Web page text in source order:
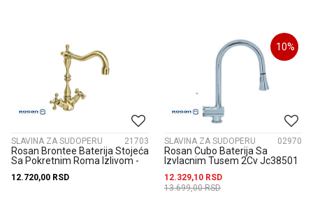
SLAVINA ZA SUDOPERU 21703
Rosan Brontee Baterija Stojeća
Sa Pokretnim Roma Izlivom -
12.720,00 RSD
10%
SLAVINA ZA SUDOPERU 02970
Rosan Cubo Baterija Sa
Izvlacnim Tusem 2Cv Jc38501
12.329,10 RSD
13.699,00RSD